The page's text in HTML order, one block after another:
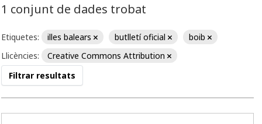
1 conjunt de dades trobat
Etiquetes: illes balears butlletí oficial
boib
Llicències:
Creative Commons Attribution
Filtrar resultats